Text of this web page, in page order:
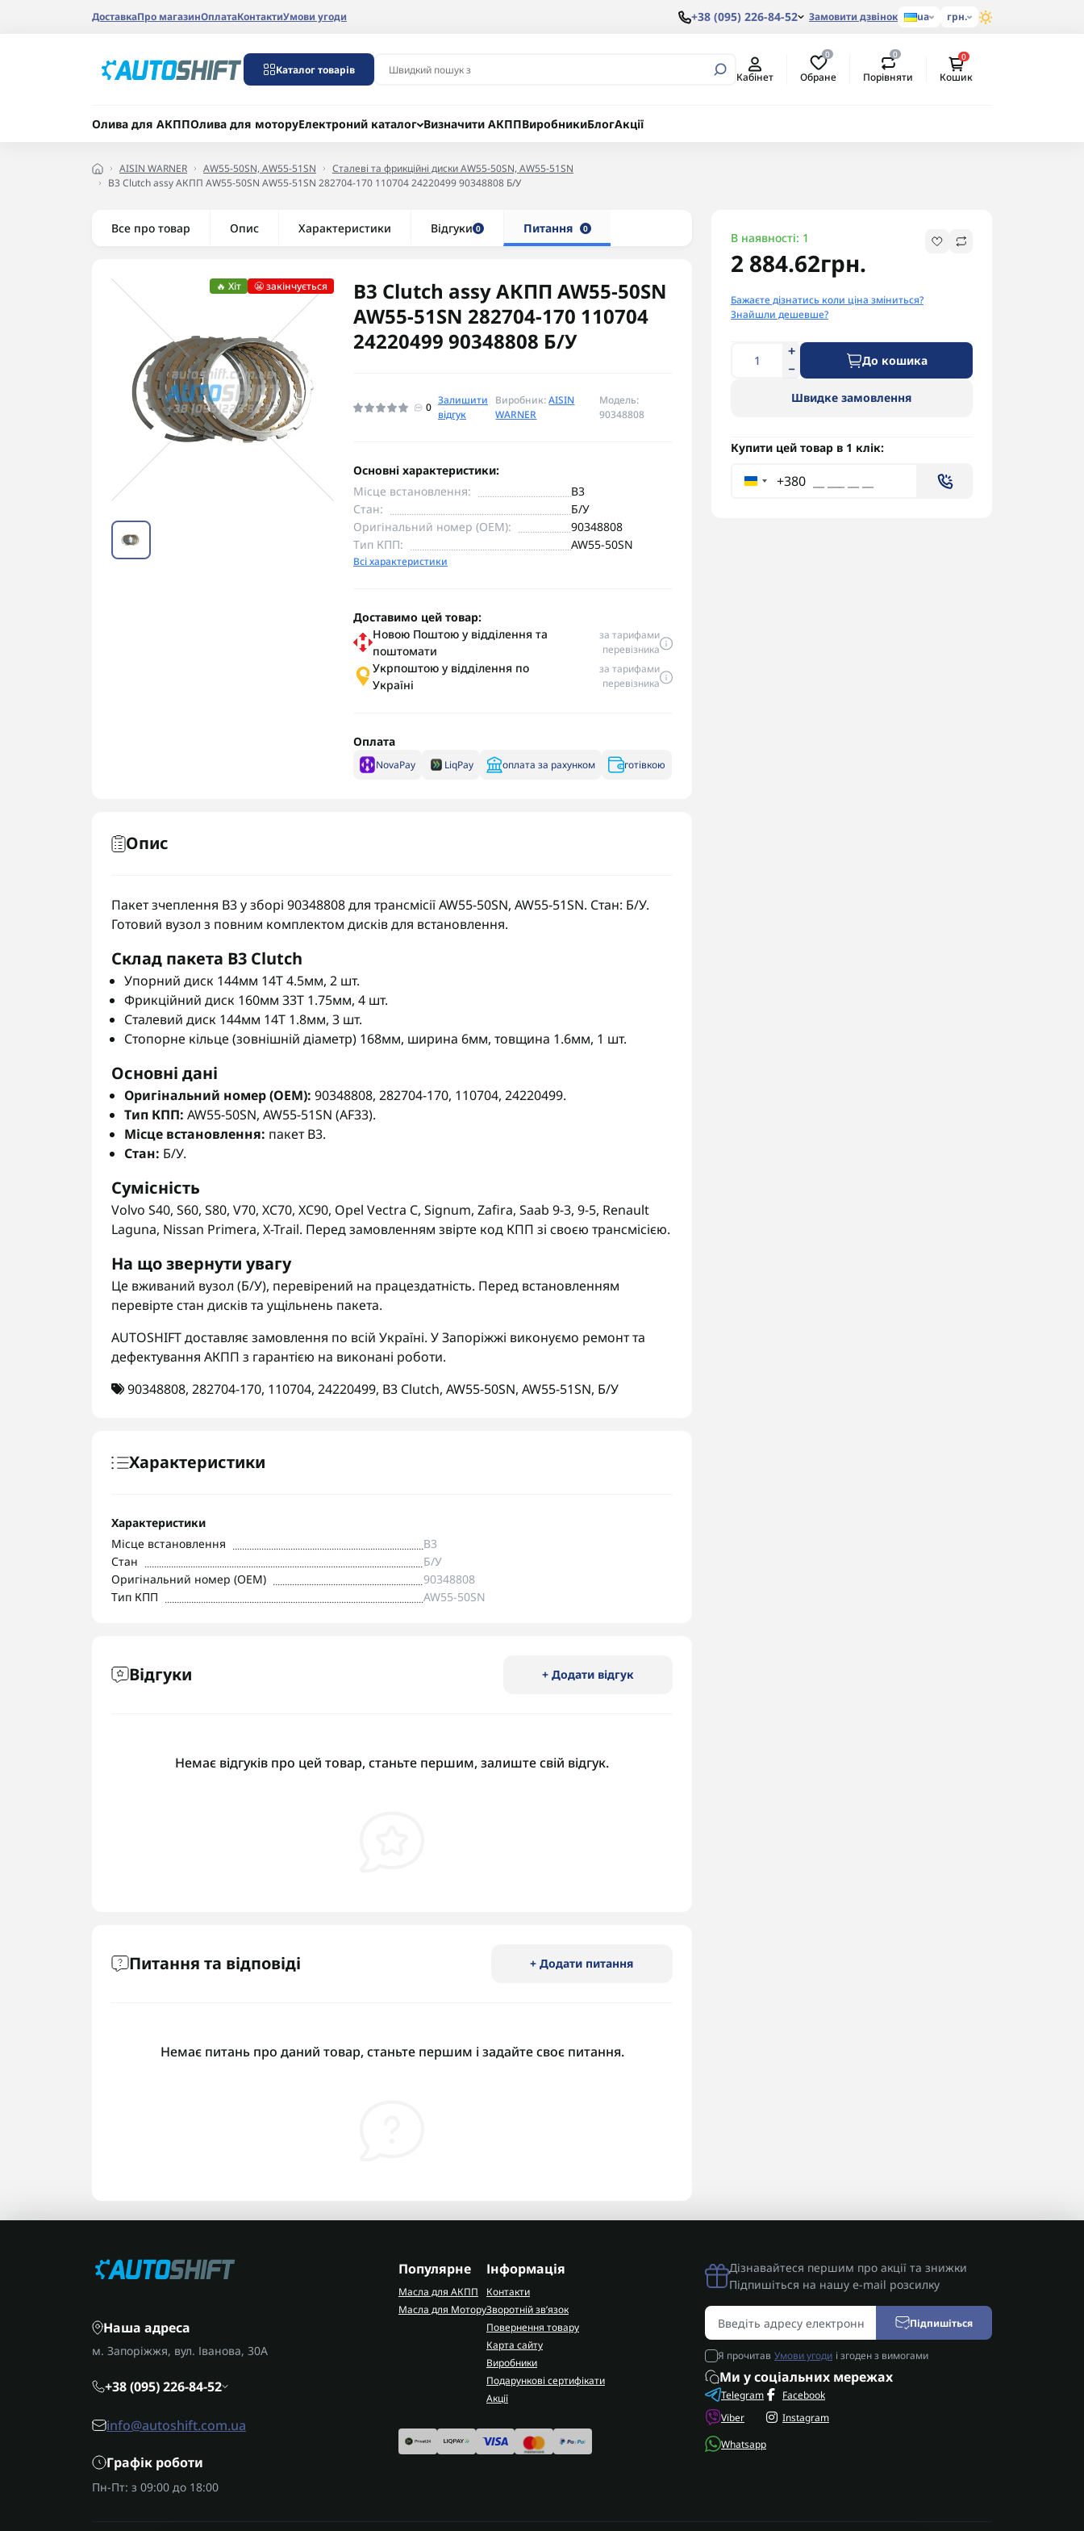
ДоставкаПро магазинОплатаКонтактиУмови угоди +38 (095) 226-84-52 Замовити дзвінок ua грн.
Каталог товарів
Кабінет
0
Обране
0
Порівняти
0
Кошик
Олива для АКППОлива для моторуЕлектроний каталог Визначити АКППВиробникиБлогАкції
AISIN WARNER AW55-50SN, AW55-51SN
Сталеві та фрикційні диски AW55-50SN, AW55-51SN
B3 Clutch assy АКПП AW55-50SN AW55-51SN 282704-170 110704 24220499 90348808 Б/У
Все про товар Опис Характеристики Відгуки 0 Питання 0
🔥 Хіт 😬 закінчується
B3 Clutch assy АКПП AW55-50SN
AW55-51SN 282704-170 110704
24220499 90348808 Б/У
0
Залишити
відгук
Виробник:AISIN
WARNER
Модель:
90348808
В наявності: 1
2 884.62грн.
Бажаєте дізнатись коли ціна зміниться?
Знайшли дешевше?
До кошика
Швидке замовлення
Купити цей товар в 1 клік:
+380
Основні характеристики:
Місце встановлення:
B3
Стан:
Б/У
Оригінальний номер (OEM):
90348808
Тип КПП:
AW55-50SN
Всі характеристики
Доставимо цей товар:
Новою Поштою у відділення та
поштомати
за тарифами
перевізника
Укрпоштою у відділення по
Україні
за тарифами
перевізника
Оплата
NovaPay LiqPay оплата за рахунком готівкою
Опис
Пакет зчеплення B3 у зборі 90348808 для трансмісії AW55-50SN, AW55-51SN. Стан: Б/У.
Готовий вузол з повним комплектом дисків для встановлення.
Склад пакета B3 Clutch
Упорний диск 144мм 14Т 4.5мм, 2 шт.
Фрикційний диск 160мм 33Т 1.75мм, 4 шт.
Сталевий диск 144мм 14Т 1.8мм, 3 шт.
Стопорне кільце (зовнішній діаметр) 168мм, ширина 6мм, товщина 1.6мм, 1 шт.
Основні дані
Оригінальний номер (OEM): 90348808, 282704-170, 110704, 24220499.
Тип КПП: AW55-50SN, AW55-51SN (AF33).
Місце встановлення: пакет B3.
Стан: Б/У.
Сумісність
Volvo S40, S60, S80, V70, XC70, XC90, Opel Vectra C, Signum, Zafira, Saab 9-3, 9-5, Renault
Laguna, Nissan Primera, X-Trail. Перед замовленням звірте код КПП зі своєю трансмісією.
На що звернути увагу
Це вживаний вузол (Б/У), перевірений на працездатність. Перед встановленням
перевірте стан дисків та ущільнень пакета.
AUTOSHIFT доставляє замовлення по всій Україні. У Запоріжжі виконуємо ремонт та
дефектування АКПП з гарантією на виконані роботи.
90348808, 282704-170, 110704, 24220499, B3 Clutch, AW55-50SN, AW55-51SN, Б/У
Характеристики
Характеристики
Місце встановлення
B3
Стан
Б/У
Оригінальний номер (OEM)
90348808
Тип КПП
AW55-50SN
Відгуки + Додати відгук
Немає відгуків про цей товар, станьте першим, залиште свій відгук.
Питання та відповіді + Додати питання
Немає питань про даний товар, станьте першим і задайте своє питання.
Наша адреса
м. Запоріжжя, вул. Іванова, 30А
+38 (095) 226-84-52
info@autoshift.com.ua
Графік роботи
Пн-Пт: з 09:00 до 18:00
Популярне
Масла для АКПП
Масла для Мотору
Інформація
Контакти
Зворотній зв’язок
Повернення товару
Карта сайту
Виробники
Подарункові сертифікати
Акції
Ми у соціальних мережах
Telegram
Viber
Whatsapp
Facebook
Instagram
Дізнавайтеся першим про акції та знижки
Підпишіться на нашу e-mail розсилку
Підпишіться
Я прочитав Умови угоди і згоден з вимогами